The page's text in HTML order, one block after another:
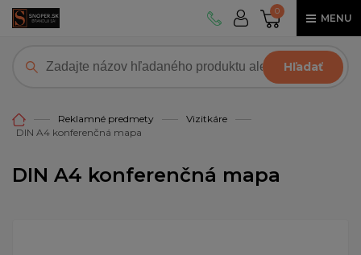
0
MENU
Hľadať
Reklamné predmety
Vizitkáre
DIN A4 konferenčná mapa
DIN A4 konferenčná mapa